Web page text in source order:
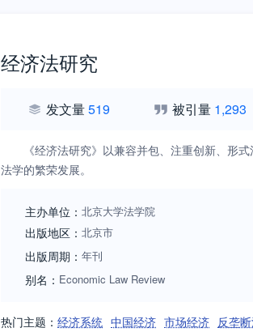
经济法研究
发文量519 被引量 1,293
《经济法研究》以兼容并包、注重创新、形
法学的繁荣发展。
主办单位： 北京大学法学院
出版地区： 北京市
出版周期： 年刊
别名： Economic Law Review
热门主题： 经济系统 中国经济 市场经济 反垄